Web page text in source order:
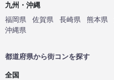
九州・沖縄
福岡県
佐賀県 長崎県 熊本県
沖縄県
都道府県から街コンを探す
全国